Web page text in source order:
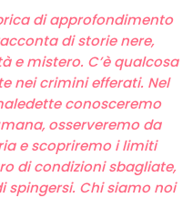
di approfondimento
di storie nere,
e mistero. C’è qualcosa
nei crimini efferati. Nel
conosceremo
osserveremo da
e scopriremo i limiti
di condizioni sbagliate,
spingersi. Chi siamo noi